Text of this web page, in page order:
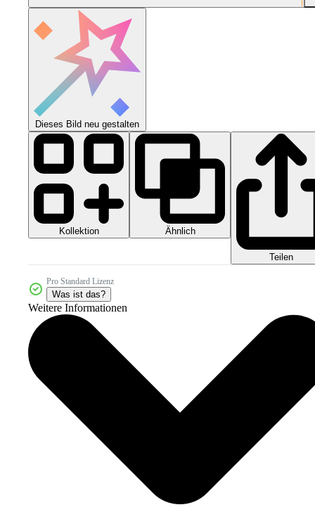
Dieses Bild neu gestalten
Kollektion Ähnlich
Teilen
Pro Standard Lizenz
Was ist das?
Weitere Informationen